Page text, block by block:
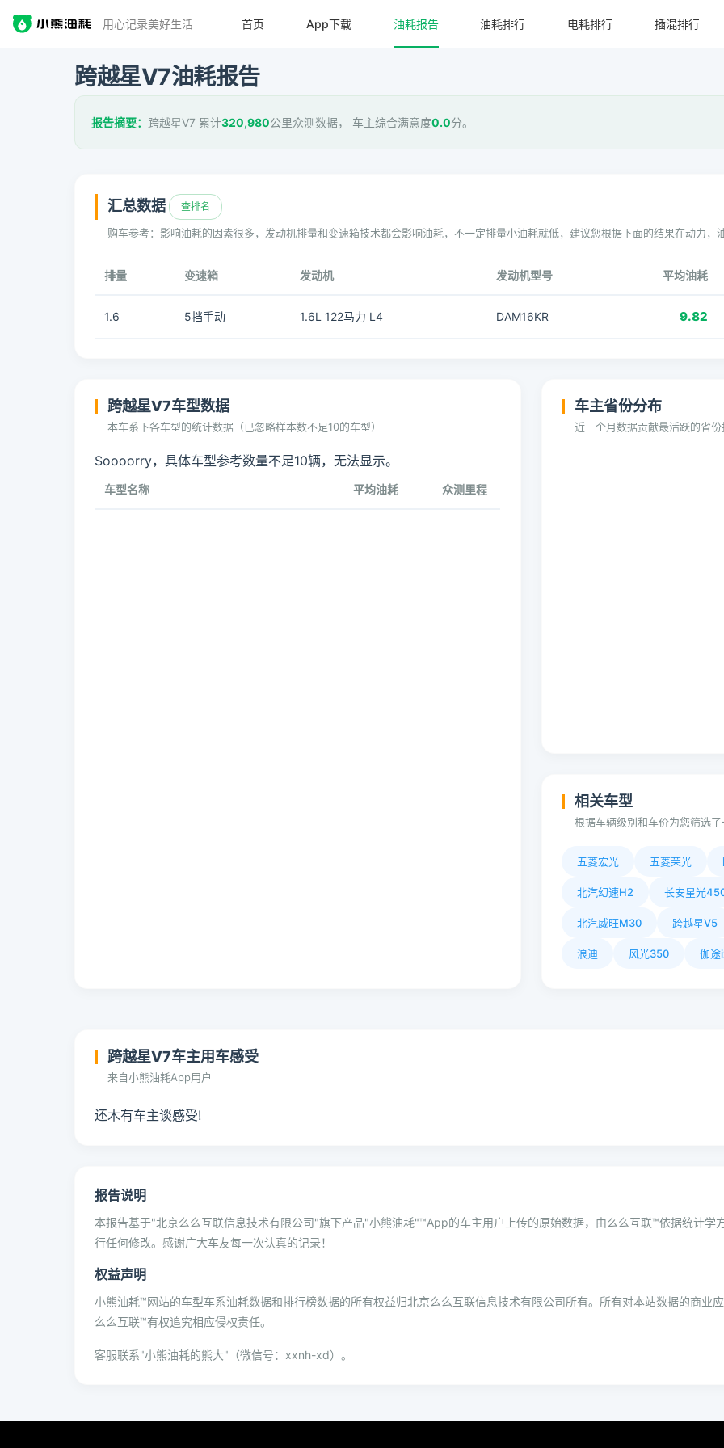
用心记录美好生活 首页 App下载 油耗报告 油耗排行 电耗排行 插混排行
跨越星V7油耗报告
报告摘要： 跨越星V7 累计320,980公里众测数据， 车主综合满意度0.0分。
汇总数据 查排名
购车参考：影响油耗的因素很多，发动机排量和变速箱技术都会影响油耗，不一定排量小油耗就低，建议您根据下面的结果在动力
排量 变速箱 发动机 发动机型号 平均油耗
1.6 5挡手动 1.6L 122马力 L4 DAM16KR 9.82
跨越星V7车型数据
本车系下各车型的统计数据（已忽略样本数不足10的车型）
Soooorry，具体车型参考数量不足10辆，无法显示。
车型名称 平均油耗 众测里程
车主省份分布
近三个月数据贡献最活跃的省份
相关车型
根据车辆级别和车价为您筛选
五菱宏光 五菱荣光
北汽幻速H2 长安星光
北汽威旺M30 跨越星V5
浪迪 风光350 伽途
跨越星V7车主用车感受
来自小熊油耗App用户
还木有车主谈感受!
报告说明
本报告基于"北京么么互联信息技术有限公司"旗下产品"小熊油耗"™App的车主用户上传的原始数据，由么么互联™依据统计学
行任何修改。感谢广大车友每一次认真的记录！
权益声明
小熊油耗™网站的车型车系油耗数据和排行榜数据的所有权益归北京么么互联信息技术有限公司所有。所有对本站数据的商业
么么互联™有权追究相应侵权责任。
客服联系"小熊油耗的熊大"（微信号：xxnh-xd）。